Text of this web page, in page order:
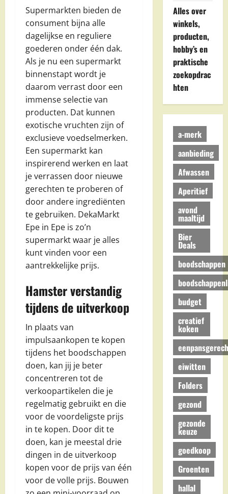
Supermarkten bieden de
consument bijna alle
dagelijkse en reguliere
goederen onder één dak.
Als je nu een supermarkt
binnenstapt wordt je
daarom verrast door een
immense selectie van
producten. Dat kunnen
exotische vruchten zijn of
exclusieve voedselmerken.
Een supermarkt kan
inspirerend werken en laat
je verrassen door nieuwe
gerechten te proberen of
door andere ingrediënten
te gebruiken. DekaMarkt
Epe in Epe is zo’n
supermarkt waar je alles
kunt vinden voor een
aantrekkelijke prijs.
Hamster verstandig
tijdens de uitverkoop
In plaats van
impulsaankopen te kopen
tijdens het boodschappen
doen, kan jij je beter
concentreren tot de
verkoopartikelen die je
regelmatig gebruikt en die
voor de voordeligste prijs
in te kopen. Door dit te
doen, kan je meestal drie
dingen in de uitverkoop
kopen voor de prijs van één
voor de volle prijs. Bouwen
Alles over
winkels,
producten,
hobby’s en
praktische
zoekopdrac
hten
a-merk
aanbieding
Afwassen
Aperitief
avond
maaltijd
Bier
Deals
boodschappen
budget
creatief
koken
eiwitten
Folders
gezond
gezonde
keuze
goedkoop
Groenten
hallal